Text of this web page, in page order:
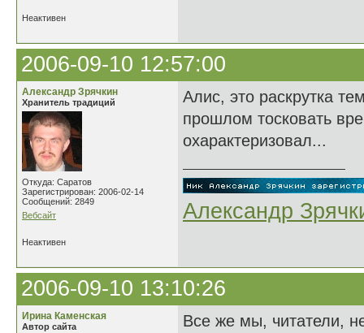
Неактивен
2006-09-10 12:57:00
Александр Зрячкин
Хранитель традиций
Откуда: Саратов
Зарегистрирован: 2006-02-14
Сообщений: 2849
Вебсайт
Алис, это раскрутка
прошлом тосковать
охарактеризовал...
Александр
Неактивен
2006-09-10 13:10:26
Ирина Каменская
Автор сайта
Все же мы, читатели,